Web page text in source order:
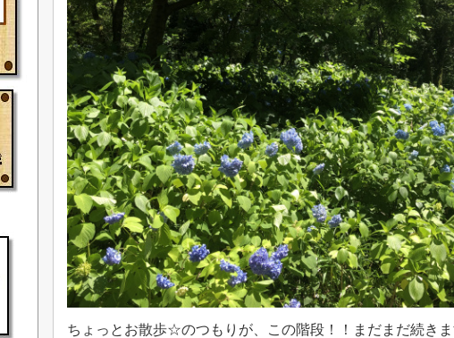
ちょっとお散歩☆のつもりが、この階段！！まだまだ続き